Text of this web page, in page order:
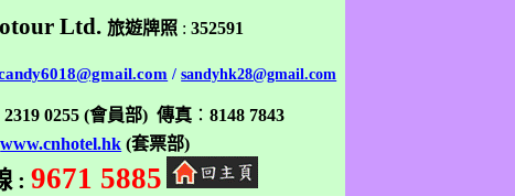
Ltd.旅遊牌照 :352591
/sandyhk28@gmail.com
2319 0255 (會員部)傳真 ：8148 7843
www.cnhotel.hk (套票部)
: 9671 5885